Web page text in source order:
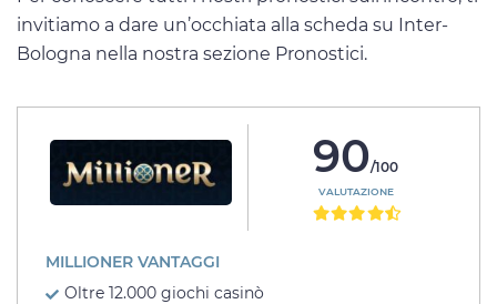
invitiamo a dare un’occhiata alla scheda su Inter-
Bologna nella nostra sezione Pronostici.
90/100
VALUTAZIONE
MILLIONER VANTAGGI
Oltre 12.000 giochi casinò